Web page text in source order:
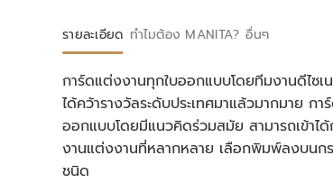
รายละเอียด ทำไมต้อง MANITA? อื่นๆ
การ์ดแต่งงานทุกใบออกแบบโดยทีมงานดีไซเ
ได้คว้ารางวัลระดับประเทศมาแล้วมากมาย กา
ออกแบบโดยมีแนวคิดร่วมสมัย สามารถเข้าไ
งานแต่งงานที่หลากหลาย เลือกพิมพ์ลงบนกร
ชนิด